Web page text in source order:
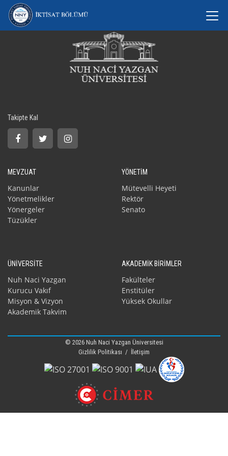
Takipte Kal
MEVZUAT
Kanunlar
Yönetmelikler
Yönergeler
Tüzükler
YÖNETİM
Mütevelli Heyeti
Rektör
Senato
ÜNİVERSİTE
Nuh Naci Yazgan
Kurucu Vakıf
Misyon & Vizyon
Akademik Takvim
AKADEMİK BİRİMLER
Fakülteler
Enstitüler
Yüksek Okullar
© 2026 Nuh Naci Yazgan Üniversitesi
Gizlilik Politikası / İletişim